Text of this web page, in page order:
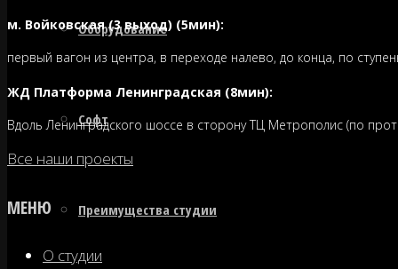
Оборудование
Софт
Преимущества студии
м. Войковская (3 выход) (5мин):
первый вагон из центра, в переходе налево, до конца, по
ЖД Платформа Ленинградская (8мин):
Вдоль Ленинградского шоссе в сторону ТЦ Метрополис (по
Все наши проекты
МЕНЮ
О студии